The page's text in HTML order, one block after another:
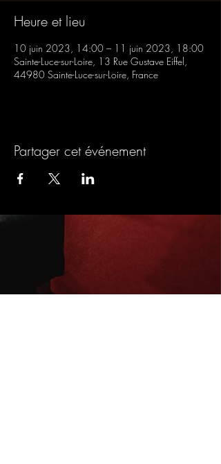
Heure et lieu
10 juin 2023, 14:00 – 11 juin 2023, 18:00
Sainte-Luce-sur-Loire, 13 Rue Gustave Eiffel,
44980 Sainte-Luce-sur-Loire, France
Partager cet événement